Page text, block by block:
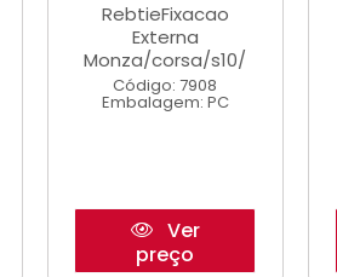
RebtieFixacao
Externa
Monza/corsa/s10/
Código: 7908
Embalagem: PC
Ver
preço